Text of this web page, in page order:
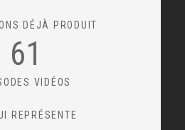
DÉJÀ PRODUIT
61
VIDÉOS
REPRÉSENTE